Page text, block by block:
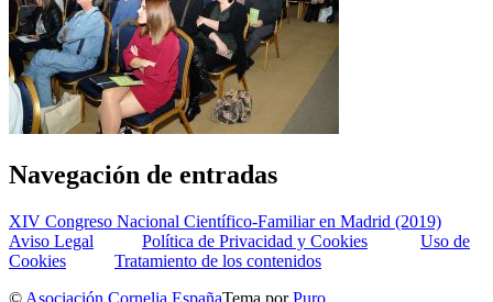
Navegación de entradas
XIV Congreso Nacional Científico-Familiar en Madrid (2019)
Aviso Legal
Política de Privacidad y Cookies
Uso de
Cookies
Tratamiento de los contenidos
© Asociación Cornelia EspañaTema porPuro